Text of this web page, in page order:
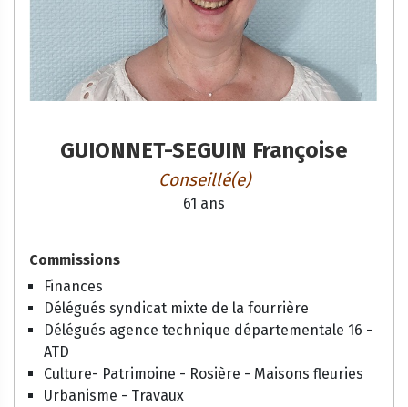
GUIONNET-SEGUIN Françoise
Conseillé(e)
61 ans
Commissions
Finances
Délégués syndicat mixte de la fourrière
Délégués agence technique départementale 16 -
ATD
Culture- Patrimoine - Rosière - Maisons fleuries
Urbanisme - Travaux